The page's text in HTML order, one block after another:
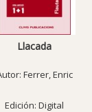
Llacada
Ferrer, Enric
Edición: Digital